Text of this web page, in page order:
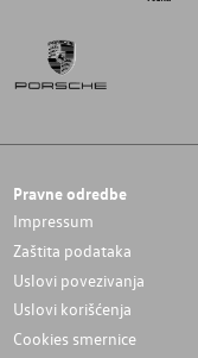
Pravne odredbe
Impressum
Zaštita podataka
Uslovi povezivanja
Uslovi korišćenja
Cookies smernice